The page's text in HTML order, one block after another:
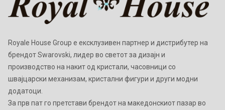
Royale House Group е ексклузивен партнер и дистрибутер на
брендот Swarovski, лидер во светот за дизајн и
производство на накит од кристали, часовници со
швајцарски механизам, кристални фигури и други модни
додатоци.
Зa прв пат го претстави брендот на македонскиот пазар во